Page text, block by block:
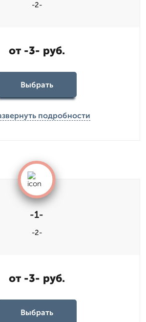
-2-
от -3- руб.
Выбрать
подробности
-1-
-2-
от -3- руб.
Выбрать